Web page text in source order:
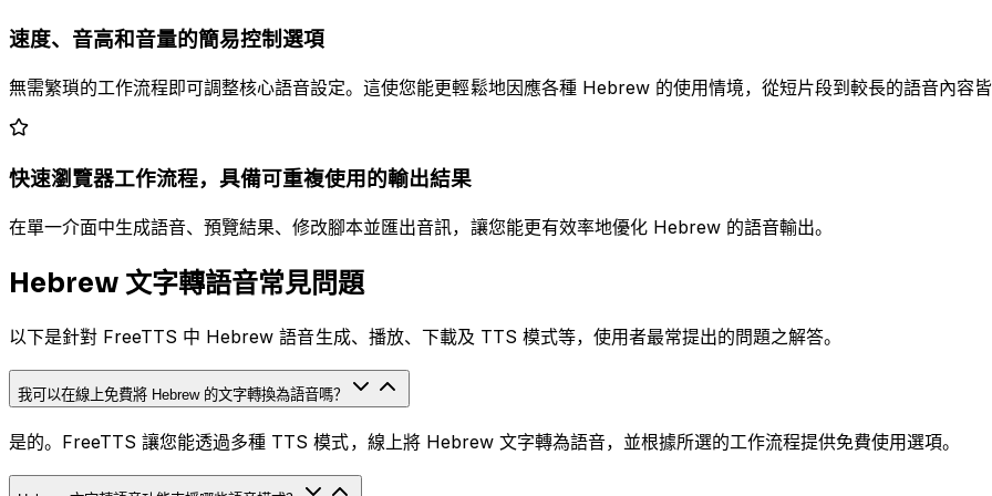
速度、音高和音量的簡易控制選項
無需繁瑣的工作流程即可調整核心語音設定。這使您能更輕鬆地因應各種 Hebrew 的使用情境，從短片段到較長的語音內容皆
快速瀏覽器工作流程，具備可重複使用的輸出結果
在單一介面中生成語音、預覽結果、修改腳本並匯出音訊，讓您能更有效率地優化 Hebrew 的語音輸出。
Hebrew 文字轉語音常見問題
以下是針對 FreeTTS 中 Hebrew 語音生成、播放、下載及 TTS 模式等，使用者最常提出的問題之解答。
我可以在線上免費將 Hebrew 的文字轉換為語音嗎？
是的。FreeTTS 讓您能透過多種 TTS 模式，線上將 Hebrew 文字轉為語音，並根據所選的工作流程提供免費使用選項。